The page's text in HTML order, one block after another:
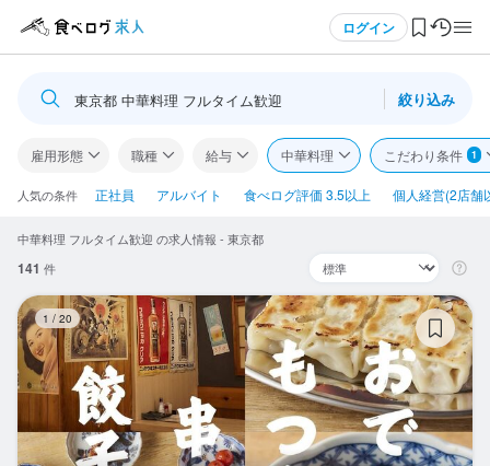
ログイン
ログイン・無料会員登録
食べログ求人TOP
求人検索
閲覧履歴
気になる求人
検索履歴・保存した条件
東京都 中華料理 フルタイム歓迎 絞り込み
雇用形態 職種 給与 中華料理 こだわり条件 1
人気の条件 正社員 アルバイト 食べログ評価 3.5以上 個人経営(2店舗
中華料理 フルタイム歓迎 の求人情報 - 東京都
141 件
1 / 20